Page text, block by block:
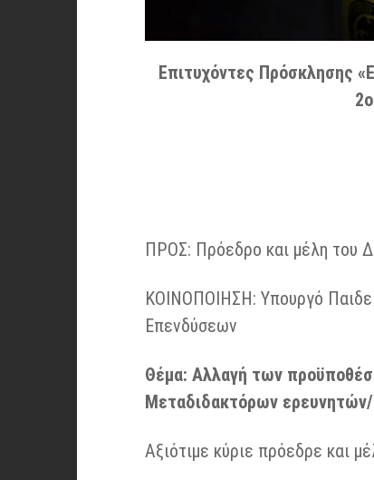
Επιτυχόντες Πρόσκλησης
ΠΡΟΣ: Πρόεδρο και μέλη του
ΚΟΙΝΟΠΟΙΗΣΗ: Υπουργό
Επενδύσεων
Θέμα: Αλλαγή των
Μεταδιδακτόρων
Αξιότιμε κύριε πρόεδρε και